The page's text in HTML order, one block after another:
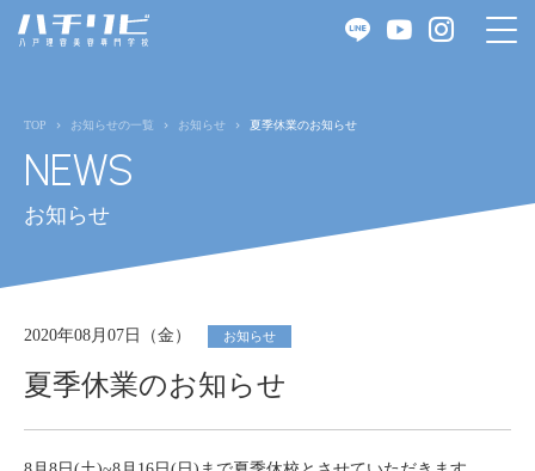
TOP お知らせの一覧 お知らせ 夏季休業のお知らせ
NEWS
お知らせ
2020年08月07日（金） お知らせ
夏季休業のお知らせ